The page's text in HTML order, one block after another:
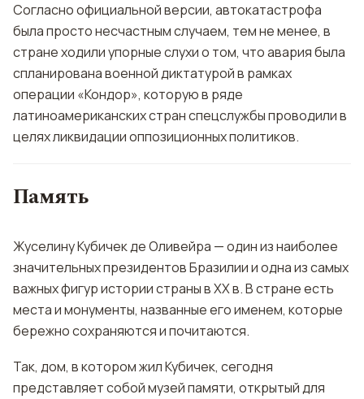
Согласно официальной версии, автокатастрофа
была просто несчастным случаем, тем не менее, в
стране ходили упорные слухи о том, что авария была
спланирована военной диктатурой в рамках
операции «Кондор», которую в ряде
латиноамериканских стран спецслужбы проводили в
целях ликвидации оппозиционных политиков.
Память
Жуселину Кубичек де Оливейра — один из наиболее
значительных президентов Бразилии и одна из самых
важных фигур истории страны в ХХ в. В стране есть
места и монументы, названные его именем, которые
бережно сохраняются и почитаются.
Так, дом, в котором жил Кубичек, сегодня
представляет собой музей памяти, открытый для